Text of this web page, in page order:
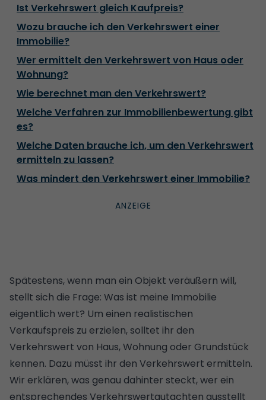
Ist Verkehrswert gleich Kaufpreis?
Wozu brauche ich den Verkehrswert einer
Immobilie?
Wer ermittelt den Verkehrswert von Haus oder
Wohnung?
Wie berechnet man den Verkehrswert?
Welche Verfahren zur Immobilienbewertung gibt
es?
Welche Daten brauche ich, um den Verkehrswert
ermitteln zu lassen?
Was mindert den Verkehrswert einer Immobilie?
Spätestens, wenn man ein Objekt veräußern will,
stellt sich die Frage: Was ist meine Immobilie
eigentlich wert? Um einen realistischen
Verkaufspreis zu erzielen, solltet ihr den
Verkehrswert von Haus, Wohnung oder Grundstück
kennen. Dazu müsst ihr den Verkehrswert ermitteln.
Wir erklären, was genau dahinter steckt, wer ein
entsprechendes Verkehrswertgutachten ausstellt